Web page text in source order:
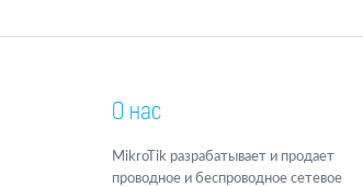
О нас
MikroTik разрабатывает и продает
проводное и беспроводное сетевое